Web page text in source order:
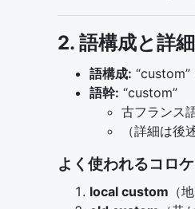
2. 語構成と詳
語構成: “custom”
語幹: “custom”
古フランス
（詳細は後
よく使われるコロ
local custom （